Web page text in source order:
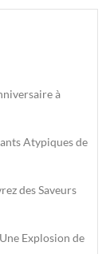
à
Atypiques de
des Saveurs
Explosion de